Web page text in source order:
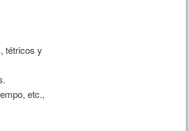
tétricos y
etc.,